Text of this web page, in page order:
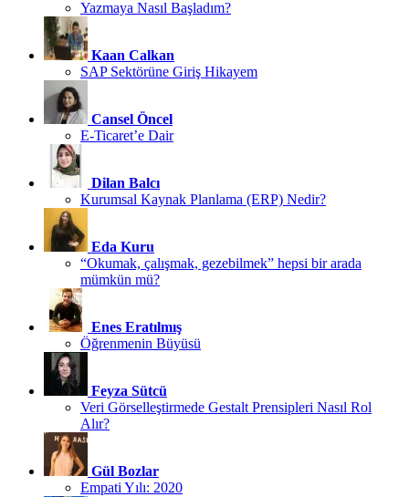
Yazmaya Nasıl Başladım?
Kaan Calkan
SAP Sektörüne Giriş Hikayem
Cansel Öncel
E-Ticaret’e Dair
Dilan Balcı
Kurumsal Kaynak Planlama (ERP) Nedir?
Eda Kuru
“Okumak, çalışmak, gezebilmek” hepsi bir arada
mümkün mü?
Enes Eratılmış
Öğrenmenin Büyüsü
Feyza Sütcü
Veri Görselleştirmede Gestalt Prensipleri Nasıl Rol
Alır?
Gül Bozlar
Empati Yılı: 2020